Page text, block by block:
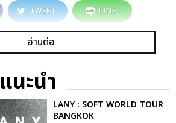
TWEET LINE
อ่านต่อ
แนะนำ
LANY : SOFT WORLD TOUR
BANGKOK